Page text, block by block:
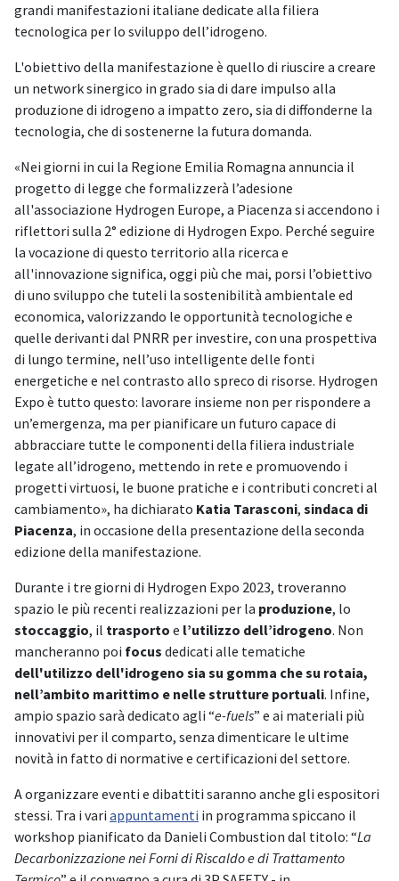
grandi manifestazioni italiane dedicate alla filiera
tecnologica per lo sviluppo dell’idrogeno.
L'obiettivo della manifestazione è quello di riuscire a creare
un network sinergico in grado sia di dare impulso alla
produzione di idrogeno a impatto zero, sia di diffonderne la
tecnologia, che di sostenerne la futura domanda.
«Nei giorni in cui la Regione Emilia Romagna annuncia il
progetto di legge che formalizzerà l’adesione
all'associazione Hydrogen Europe, a Piacenza si accendono i
riflettori sulla 2° edizione di Hydrogen Expo. Perché seguire
la vocazione di questo territorio alla ricerca e
all'innovazione significa, oggi più che mai, porsi l’obiettivo
di uno sviluppo che tuteli la sostenibilità ambientale ed
economica, valorizzando le opportunità tecnologiche e
quelle derivanti dal PNRR per investire, con una prospettiva
di lungo termine, nell’uso intelligente delle fonti
energetiche e nel contrasto allo spreco di risorse. Hydrogen
Expo è tutto questo: lavorare insieme non per rispondere a
un’emergenza, ma per pianificare un futuro capace di
abbracciare tutte le componenti della filiera industriale
legate all’idrogeno, mettendo in rete e promuovendo i
progetti virtuosi, le buone pratiche e i contributi concreti al
cambiamento», ha dichiarato Katia Tarasconi, sindaca di
Piacenza, in occasione della presentazione della seconda
edizione della manifestazione.
Durante i tre giorni di Hydrogen Expo 2023, troveranno
spazio le più recenti realizzazioni per la produzione, lo
stoccaggio, il trasporto e l’utilizzo dell’idrogeno. Non
mancheranno poi focus dedicati alle tematiche
dell'utilizzo dell'idrogeno sia su gomma che su rotaia,
nell’ambito marittimo e nelle strutture portuali. Infine,
ampio spazio sarà dedicato agli “e-fuels” e ai materiali più
innovativi per il comparto, senza dimenticare le ultime
novità in fatto di normative e certificazioni del settore.
A organizzare eventi e dibattiti saranno anche gli espositori
stessi. Tra i vari appuntamenti in programma spiccano il
workshop pianificato da Danieli Combustion dal titolo: “La
Decarbonizzazione nei Forni di Riscaldo e di Trattamento